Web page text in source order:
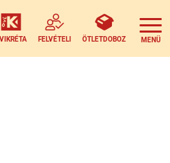
FELVÉTELI ÖTLETDOBOZ